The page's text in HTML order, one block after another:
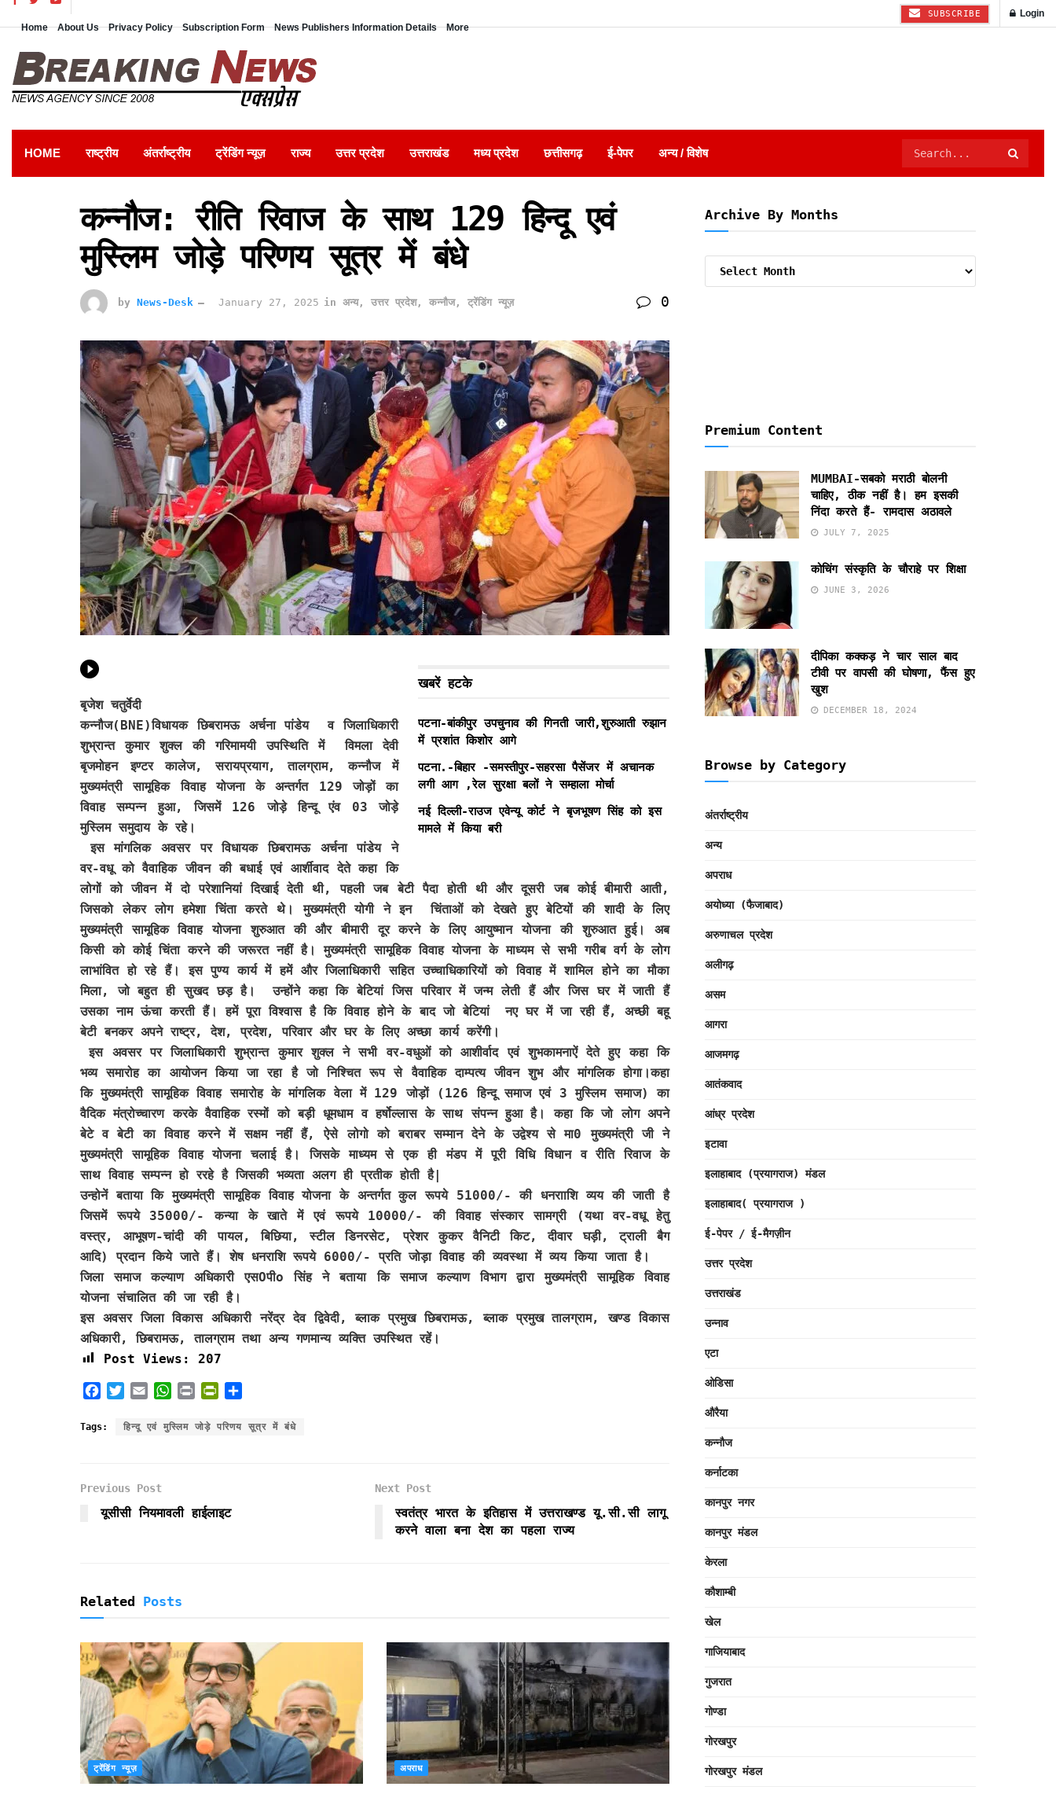
Home About Us Privacy Policy Subscription Form News Publishers Information Details More
SUBSCRIBE Login
HOME राष्ट्रीय अंतर्राष्ट्रीय ट्रेंडिंग न्यूज़ राज्य उत्तर प्रदेश उत्तराखंड मध्य प्रदेश छत्तीसगढ़ ई-पेपर अन्य / विशेष
कन्नौज: रीति रिवाज के साथ 129 हिन्दू एवं
मुस्लिम जोड़े परिणय सूत्र में बंधे
by News-Desk January 27, 2025 in अन्य, उत्तर प्रदेश, कन्नौज, ट्रेंडिंग न्यूज़ 0
खबरें हटके
पटना-बांकीपुर उपचुनाव की गिनती जारी,शुरुआती रुझान
में प्रशांत किशोर आगे
पटना.-बिहार -समस्तीपुर-सहरसा पैसेंजर में अचानक
लगी आग ,रेल सुरक्षा बलों ने सम्हाला मोर्चा
नई दिल्ली-राउज एवेन्यू कोर्ट ने बृजभूषण सिंह को इस
मामले में किया बरी
बृजेश चतुर्वेदी
कन्नौज(BNE)विधायक छिबरामऊ अर्चना पांडेय व जिलाधिकारी
शुभ्रान्त कुमार शुक्ल की गरिमामयी उपस्थिति में विमला देवी
बृजमोहन इण्टर कालेज, सरायप्रयाग, तालग्राम, कन्नौज में
मुख्यमंत्री सामूहिक विवाह योजना के अन्तर्गत 129 जोड़ों का
विवाह सम्पन्न हुआ, जिसमें 126 जोड़े हिन्दू एंव 03 जोड़े
मुस्लिम समुदाय के रहे।
इस मांगलिक अवसर पर विधायक छिबरामऊ अर्चना पांडेय ने
वर-वधू को वैवाहिक जीवन की बधाई एवं आर्शीवाद देते कहा कि
लोगों को जीवन में दो परेशानियां दिखाई देती थी, पहली जब बेटी पैदा होती थी और दूसरी जब कोई बीमारी आती,
जिसको लेकर लोग हमेशा चिंता करते थे। मुख्यमंत्री योगी ने इन चिंताओं को देखते हुए बेटियों की शादी के लिए
मुख्यमंत्री सामूहिक विवाह योजना शुरुआत की और बीमारी दूर करने के लिए आयुष्मान योजना की शुरुआत हुई। अब
किसी को कोई चिंता करने की जरूरत नहीं है। मुख्यमंत्री सामूहिक विवाह योजना के माध्यम से सभी गरीब वर्ग के लोग
लाभांवित हो रहे हैं। इस पुण्य कार्य में हमें और जिलाधिकारी सहित उच्चाधिकारियों को विवाह में शामिल होने का मौका
मिला, जो बहुत ही सुखद छड़ है। उन्होंने कहा कि बेटियां जिस परिवार में जन्म लेती हैं और जिस घर में जाती हैं
उसका नाम ऊंचा करती हैं। हमें पूरा विश्वास है कि विवाह होने के बाद जो बेटियां नए घर में जा रही हैं, अच्छी बहू
बेटी बनकर अपने राष्ट्र, देश, प्रदेश, परिवार और घर के लिए अच्छा कार्य करेंगी।
इस अवसर पर जिलाधिकारी शुभ्रान्त कुमार शुक्ल ने सभी वर-वधुओं को आशीर्वाद एवं शुभकामनाऐं देते हुए कहा कि
भव्य समारोह का आयोजन किया जा रहा है जो निश्चित रूप से वैवाहिक दाम्पत्य जीवन शुभ और मांगलिक होगा।कहा
कि मुख्यमंत्री सामूहिक विवाह समारोह के मांगलिक वेला में 129 जोड़ों (126 हिन्दू समाज एवं 3 मुस्लिम समाज) का
वैदिक मंत्रोच्चारण करके वैवाहिक रस्मों को बड़ी धूमधाम व हर्षोल्लास के साथ संपन्न हुआ है। कहा कि जो लोग अपने
बेटे व बेटी का विवाह करने में सक्षम नहीं हैं, ऐसे लोगो को बराबर सम्मान देने के उद्वेश्य से मा0 मुख्यमंत्री जी ने
मुख्यमंत्री सामूहिक विवाह योजना चलाई है। जिसके माध्यम से एक ही मंडप में पूरी विधि विधान व रीति रिवाज के
साथ विवाह सम्पन्न हो ररहे है जिसकी भव्यता अलग ही प्रतीक होती है|
उन्होनें बताया कि मुख्यमंत्री सामूहिक विवाह योजना के अन्तर्गत कुल रूपये 51000/- की धनरााशि व्यय की जाती है
जिसमें रूपये 35000/- कन्या के खाते में एवं रूपये 10000/- की विवाह संस्कार सामग्री (यथा वर-वधू हेतु
वस्त्र, आभूषण-चांदी की पायल, बिछिया, स्टील डिनरसेट, प्रेशर कुकर वैनिटी किट, दीवार घड़ी, ट्राली बैग
आदि) प्रदान किये जाते हैं। शेष धनराशि रूपये 6000/- प्रति जोड़ा विवाह की व्यवस्था में व्यय किया जाता है।
जिला समाज कल्याण अधिकारी एसOपीo सिंह ने बताया कि समाज कल्याण विभाग द्वारा मुख्यमंत्री सामूहिक विवाह
योजना संचालित की जा रही है।
इस अवसर जिला विकास अधिकारी नरेंद्र देव द्विवेदी, ब्लाक प्रमुख छिबरामऊ, ब्लाक प्रमुख तालग्राम, खण्ड विकास
अधिकारी, छिबरामऊ, तालग्राम तथा अन्य गणमान्य व्यक्ति उपस्थित रहें।
Post Views:
207
c
o
k
i
r
a
a
p
i
i
i
a
Tags: हिन्दू एवं मुस्लिम जोड़े परिणय सूत्र में बंधे
Previous Post
यूसीसी नियमावली हाईलाइट
Next Post
स्वतंत्र भारत के इतिहास में उत्तराखण्ड यू.सी.सी लागू
करने वाला बना देश का पहला राज्य
Related Posts
ट्रेंडिंग न्यूज़ अपराध
Archive By Months
Premium Content
MUMBAI-सबको मराठी बोलनी
चाहिए, ठीक नहीं है। हम इसकी
निंदा करते हैं- रामदास अठावले
JULY 7, 2025
कोचिंग संस्कृति के चौराहे पर शिक्षा
JUNE 3, 2026
दीपिका कक्कड़ ने चार साल बाद
टीवी पर वापसी की घोषणा, फैंस हुए
खुश
DECEMBER 18, 2024
Browse by Category
अंतर्राष्ट्रीय
अन्य
अपराध
अयोध्या (फैजाबाद)
अरुणाचल प्रदेश
अलीगढ़
असम
आगरा
आजमगढ़
आतंकवाद
आंध्र प्रदेश
इटावा
इलाहाबाद (प्रयागराज) मंडल
इलाहाबाद( प्रयागराज )
ई-पेपर / ई-मैगज़ीन
उत्तर प्रदेश
उत्तराखंड
उन्नाव
एटा
ओडिसा
औरैया
कन्नौज
कर्नाटका
कानपुर नगर
कानपुर मंडल
केरला
कौशाम्बी
खेल
गाजियाबाद
गुजरात
गोण्डा
गोरखपुर
गोरखपुर मंडल